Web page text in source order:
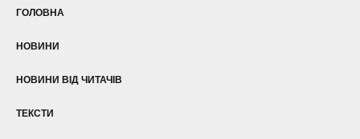
ГОЛОВНА
НОВИНИ
НОВИНИ ВІД ЧИТАЧІВ
ТЕКСТИ